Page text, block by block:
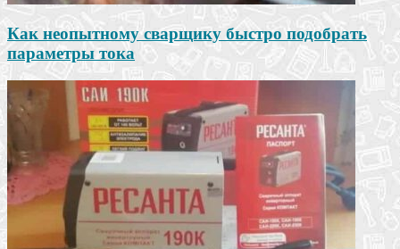
Как неопытному сварщику быстро подобрать
параметры тока